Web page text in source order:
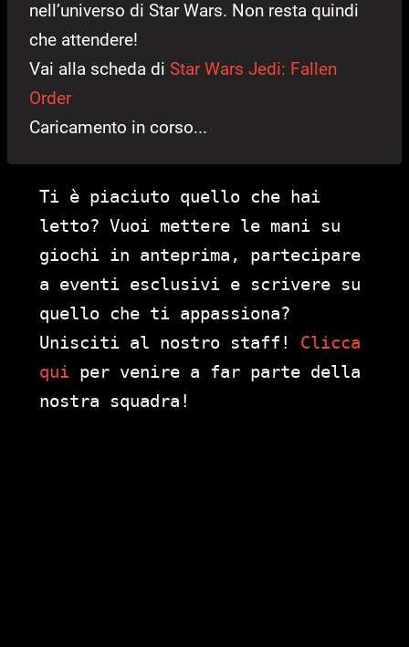
nell’universo di Star Wars. Non resta quindi
che attendere!
Vai alla scheda di Star Wars Jedi: Fallen
Order
Caricamento in corso...
Ti è piaciuto quello che hai
letto? Vuoi mettere le mani su
giochi in anteprima, partecipare
a eventi esclusivi e scrivere su
quello che ti appassiona?
Unisciti al nostro staff! Clicca
qui per venire a far parte della
nostra squadra!